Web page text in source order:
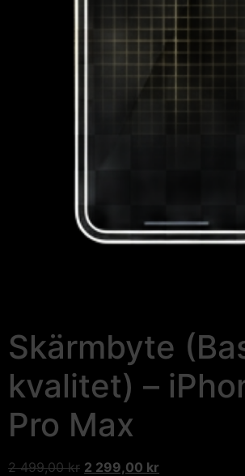
Skärmbyte
kvalitet) –
Pro Max
2 499,00kr 2 299,00 kr